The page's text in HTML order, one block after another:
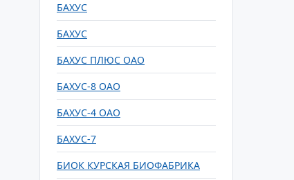
БАХУС
БАХУС
БАХУС ПЛЮС ОАО
БАХУС-8 ОАО
БАХУС-4 ОАО
БАХУС-7
БИОК КУРСКАЯ БИОФАБРИКА